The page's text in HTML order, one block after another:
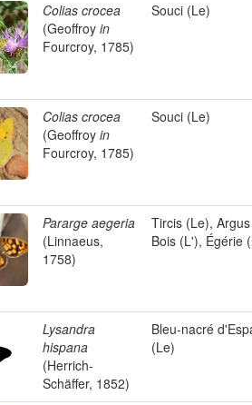
Colias crocea
(Geoffroy in
Fourcroy, 1785)
Souci (Le)
Colias crocea
(Geoffroy in
Fourcroy, 1785)
Souci (Le)
Pararge aegeria
(Linnaeus,
1758)
Tircis (Le),
Bois (L'), Égérie
Lysandra
hispana
(Herrich-
Schäffer, 1852)
Bleu-nacré
(Le)